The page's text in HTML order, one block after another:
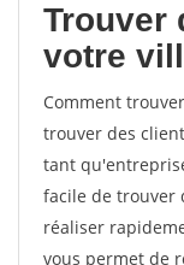
Trouver
votre
Comment
trouver des
tant
facile de trouver
réaliser
vous permet de